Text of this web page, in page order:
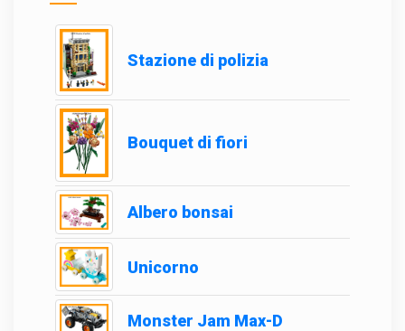
Stazione di polizia
Bouquet di fiori
Albero bonsai
Unicorno
Monster Jam Max-D